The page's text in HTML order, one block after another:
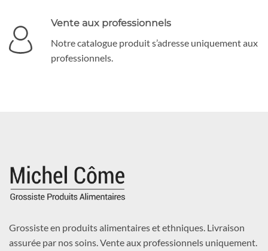
Vente aux professionnels
Notre catalogue produit s’adresse uniquement aux
professionnels.
Grossiste en produits alimentaires et ethniques. Livraison
assurée par nos soins. Vente aux professionnels uniquement.